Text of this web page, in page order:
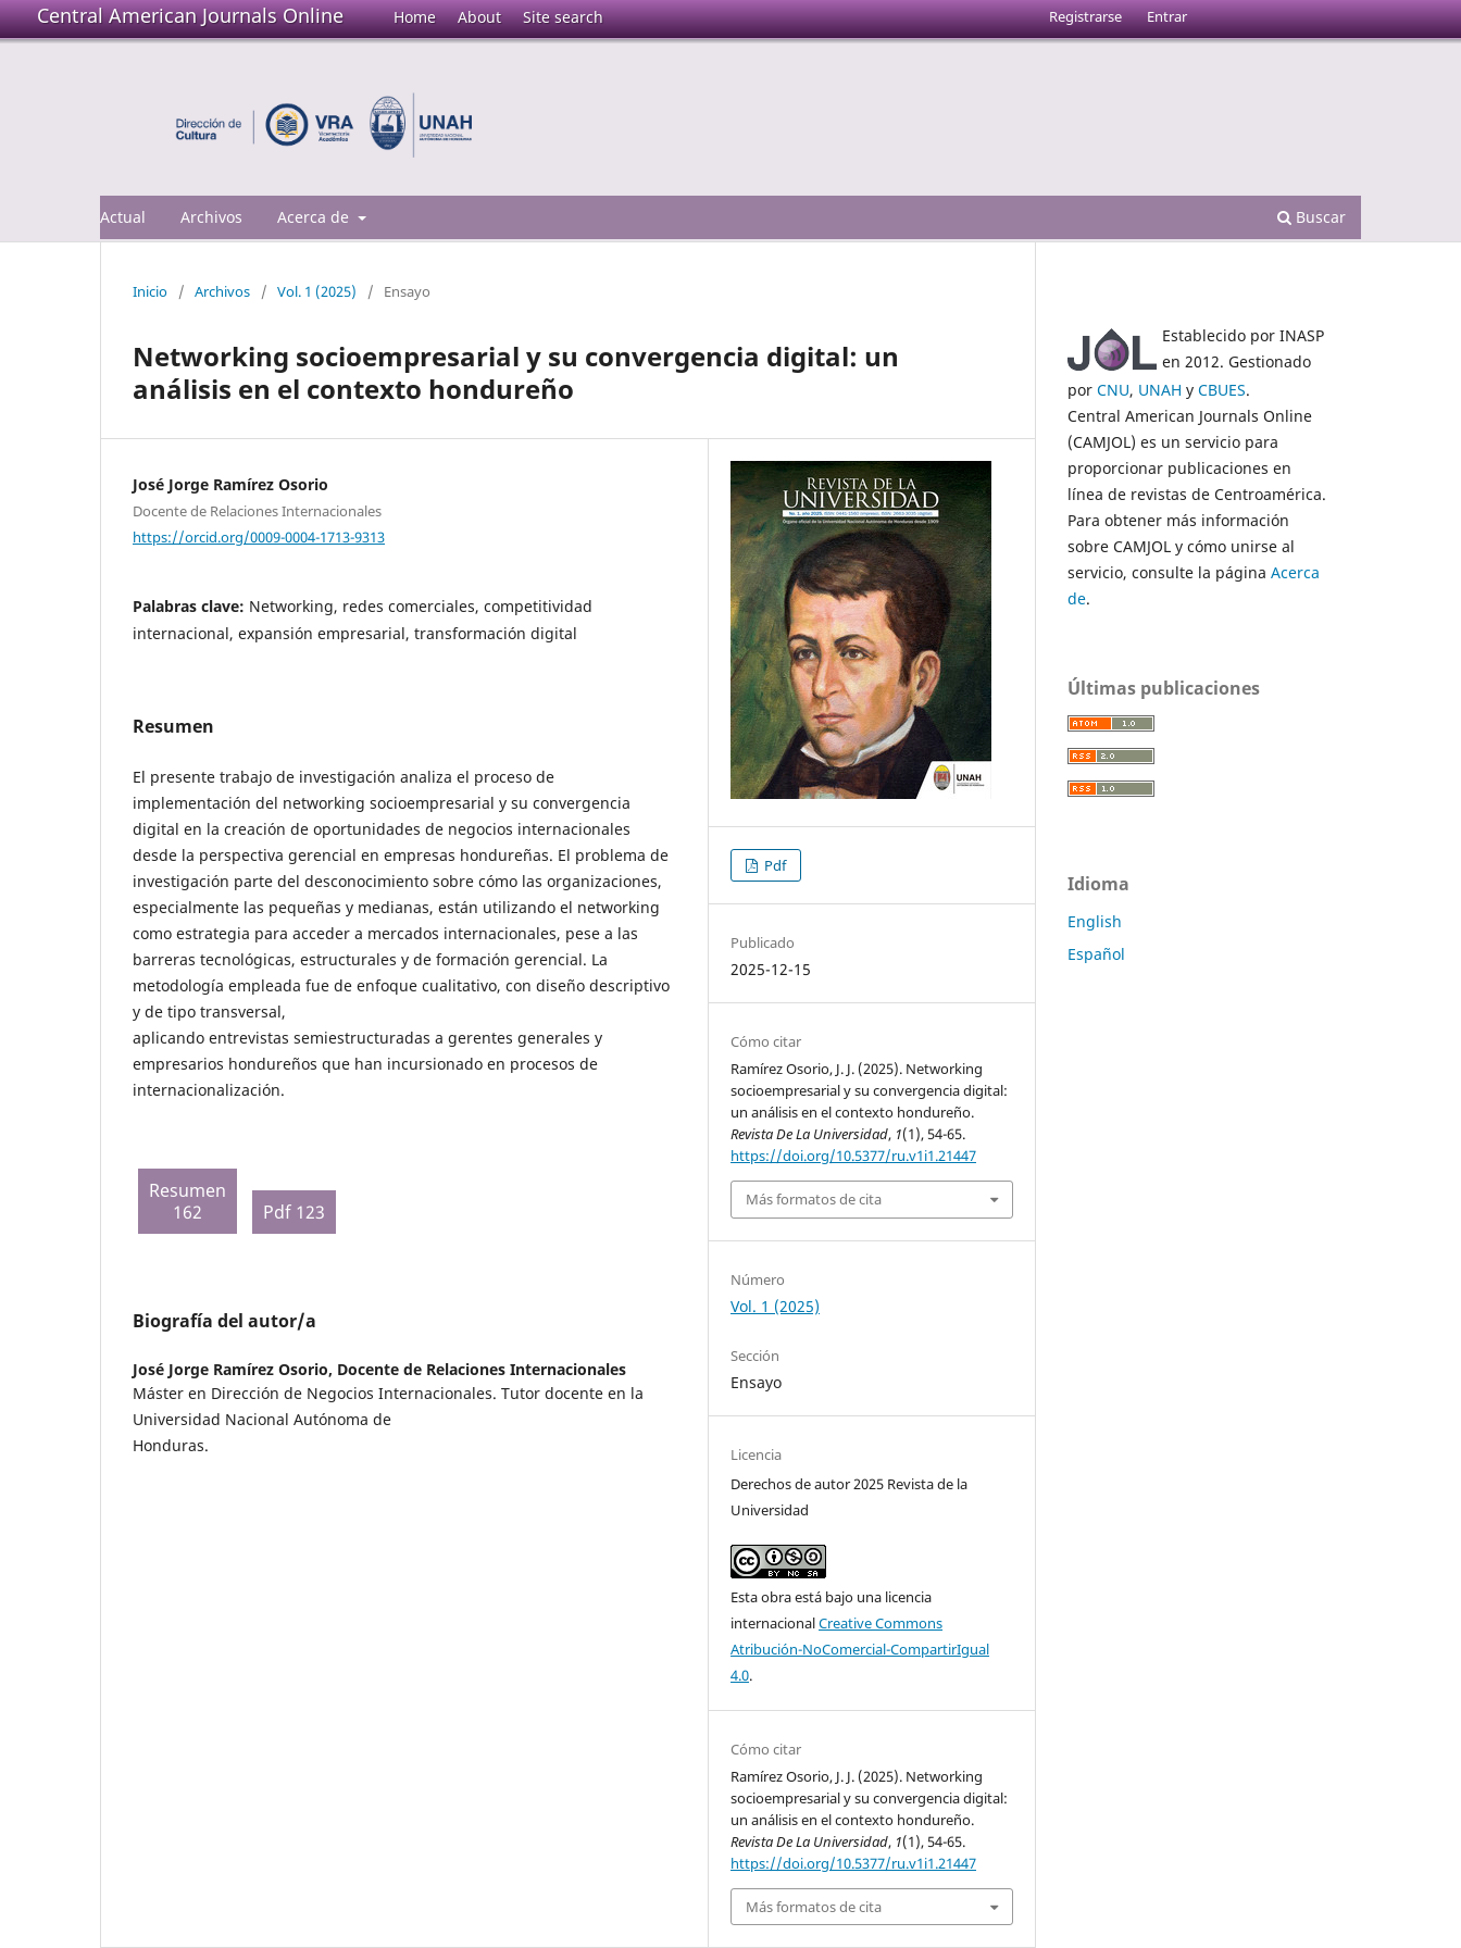
Central American Journals Online Home About Site search
Actual Archivos Acerca de Buscar
Registrarse Entrar
Inicio / Archivos / Vol. 1 (2025) / Ensayo
Networking socioempresarial y su convergencia digital: un
análisis en el contexto hondureño
José Jorge Ramírez Osorio
Docente de Relaciones Internacionales
https://orcid.org/0009-0004-1713-9313
Palabras clave: Networking, redes comerciales, competitividad
internacional, expansión empresarial, transformación digital
Resumen
El presente trabajo de investigación analiza el proceso de
implementación del networking socioempresarial y su convergencia
digital en la creación de oportunidades de negocios internacionales
desde la perspectiva gerencial en empresas hondureñas. El problema de
investigación parte del desconocimiento sobre cómo las organizaciones,
especialmente las pequeñas y medianas, están utilizando el networking
como estrategia para acceder a mercados internacionales, pese a las
barreras tecnológicas, estructurales y de formación gerencial. La
metodología empleada fue de enfoque cualitativo, con diseño descriptivo
y de tipo transversal,
aplicando entrevistas semiestructuradas a gerentes generales y
empresarios hondureños que han incursionado en procesos de
internacionalización.
Resumen
162
Pdf 123
Biografía del autor/a
José Jorge Ramírez Osorio, Docente de Relaciones Internacionales
Máster en Dirección de Negocios Internacionales. Tutor docente en la
Universidad Nacional Autónoma de
Honduras.
Pdf
Publicado
2025-12-15
Cómo citar
Ramírez Osorio, J. J. (2025). Networking
socioempresarial y su convergencia digital:
un análisis en el contexto hondureño.
Revista De La Universidad, 1(1), 54-65.
https://doi.org/10.5377/ru.v1i1.21447
Más formatos de cita
Número
Vol. 1 (2025)
Sección
Ensayo
Licencia
Derechos de autor 2025 Revista de la
Universidad
Esta obra está bajo una licencia
internacionalCreative Commons
Atribución-NoComercial-CompartirIgual
4.0.
Cómo citar
Ramírez Osorio, J. J. (2025). Networking
socioempresarial y su convergencia digital:
un análisis en el contexto hondureño.
Revista De La Universidad, 1(1), 54-65.
https://doi.org/10.5377/ru.v1i1.21447
Más formatos de cita
Establecido por INASP
en 2012. Gestionado
por CNU, UNAH y CBUES.
Central American Journals Online
(CAMJOL) es un servicio para
proporcionar publicaciones en
línea de revistas de Centroamérica.
Para obtener más información
sobre CAMJOL y cómo unirse al
servicio, consulte la página Acerca
de.
Últimas publicaciones
Idioma
English
Español